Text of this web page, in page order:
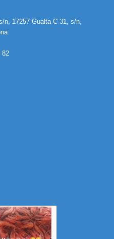
n, 17257 Gualta C-31, s/n,
82